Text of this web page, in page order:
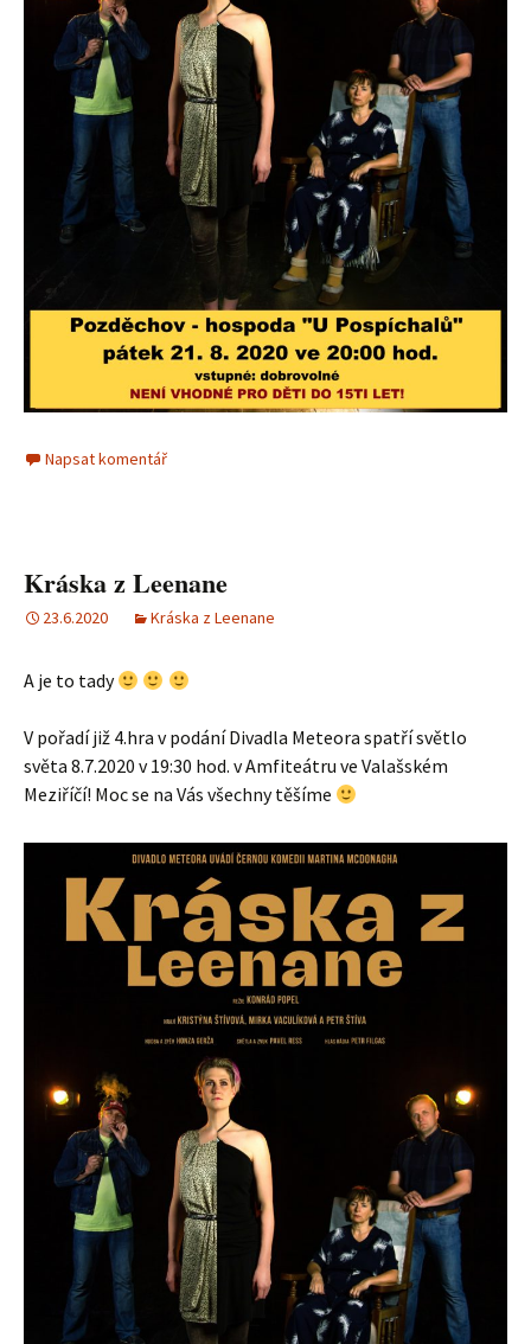
Napsat komentář
Kráska z Leenane
23.6.2020 Kráska z Leenane
A je to tady
V pořadí již 4.hra v podání Divadla Meteora spatří světlo
světa 8.7.2020 v 19:30 hod. v Amfiteátru ve Valašském
Meziříčí! Moc se na Vás všechny těšíme